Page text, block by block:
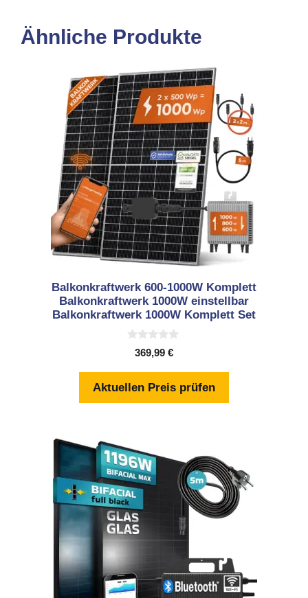
Ähnliche Produkte
Balkonkraftwerk 600-1000W Komplett
Balkonkraftwerk 1000W einstellbar
Balkonkraftwerk 1000W Komplett Set
5
369,99 €
Aktuellen Preis prüfen